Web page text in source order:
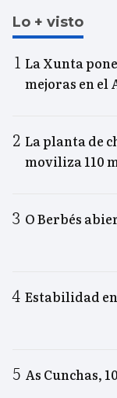
Lo + visto
La Xunta
mejoras en el
La planta de
moviliza 110
O Berbés
Estabilidad
As Cunchas,